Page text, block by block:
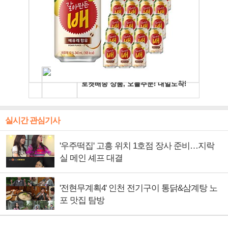
실시간 관심기사
'우주떡집' 고흥 위치 1호점 장사 준비…지락
실 메인 셰프 대결
'전현무계획4' 인천 전기구이 통닭&삼계탕 노
포 맛집 탐방